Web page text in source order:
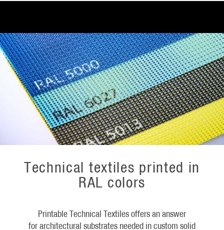
Technical textiles printed in
RAL colors
Printable Technical Textiles offers an answer
for architectural substrates needed in custom solid